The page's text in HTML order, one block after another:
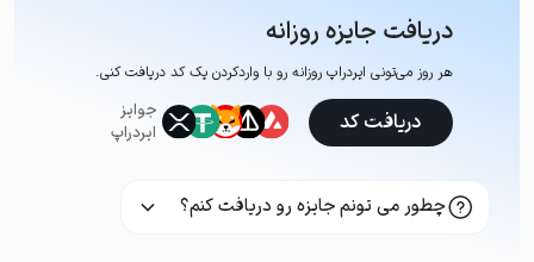
دریافت جایزه روزانه
هر روز می‌تونی ایردراپ روزانه رو با وارد‌کردن یک کد دریافت کنی.
جوایز
ایردراپ
دریافت کد
چطور می تونم جایزه رو دریافت کنم؟